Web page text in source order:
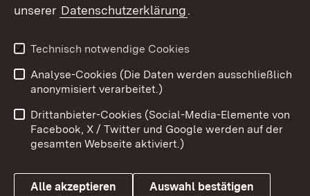
unserer Datenschutzerklärung.
Technisch notwendige Cookies
Analyse-Cookies (Die Daten werden ausschließlich
anonymisiert verarbeitet.)
Drittanbieter-Cookies (Social-Media-Elemente von
Facebook, X / Twitter und Google werden auf der
gesamten Webseite aktiviert.)
Alle akzeptieren Auswahl bestätigen